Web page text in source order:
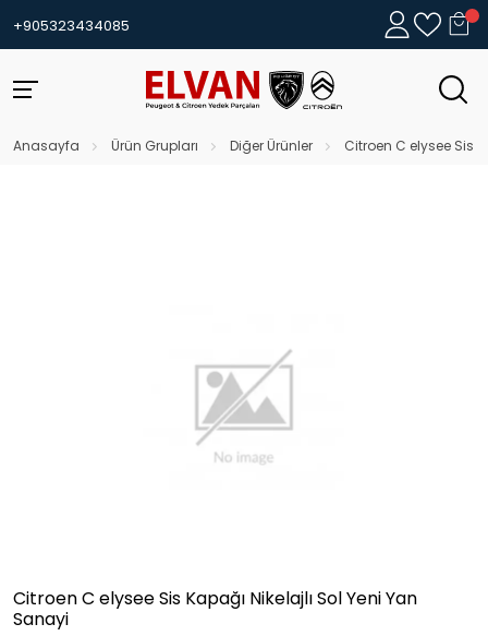
+905323434085
Anasayfa Ürün Grupları Diğer Ürünler Citroen C elysee Sis
Citroen C elysee Sis Kapağı Nikelajlı Sol Yeni Yan
Sanayi